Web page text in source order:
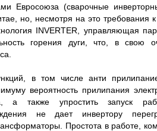
Евросоюза (сварочные
но, несмотря на это требования
INVERTER, управляющая
горения дуги, что, в свою
в том числе анти
вероятность прилипания
а также упростить запуск
не дает инвертору
Простота в работе,